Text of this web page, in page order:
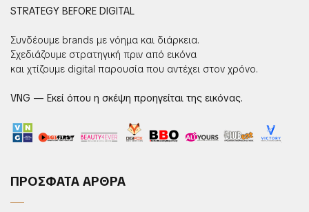
STRATEGY BEFORE DIGITAL
Συνδέουμε brands με νόημα και διάρκεια.
Σχεδιάζουμε στρατηγική πριν από εικόνα
και χτίζουμε digital παρουσία που αντέχει στον χρόνο.
VNG — Εκεί όπου η σκέψη προηγείται της εικόνας.
ΠΡΟΣΦΑΤΑ ΑΡΘΡΑ